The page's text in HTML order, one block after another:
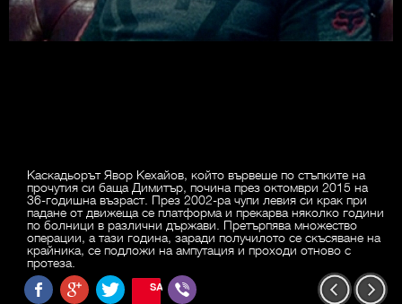
Каскадьорът Явор Кехайов, който вървеше по стъпките на
прочутия си баща Димитър, почина през октомври 2015 на
36-годишна възраст. През 2002-ра чупи левия си крак при
падане от движеща се платформа и прекарва няколко години
по болници в различни държави. Претърпява множество
операции, а тази година, заради получилото се скъсяване на
крайника, се подложи на ампутация и проходи отново с
протеза.
SAVE